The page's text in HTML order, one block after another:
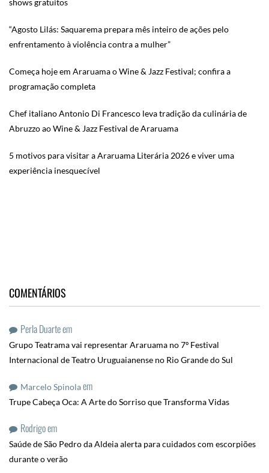
“Agosto Lilás: Saquarema prepara mês inteiro de ações pelo
enfrentamento à violência contra a mulher”
Começa hoje em Araruama o Wine & Jazz Festival; confira a
programação completa
Chef italiano Antonio Di Francesco leva tradição da culinária de
Abruzzo ao Wine & Jazz Festival de Araruama
5 motivos para visitar a Araruama Literária 2026 e viver uma
experiência inesquecível
COMENTÁRIOS
Perla Duarteem
Grupo Teatrama vai representar Araruama no 7º Festival
Internacional de Teatro Uruguaianense no Rio Grande do Sul
Marcelo Spinolaem
Trupe Cabeça Oca: A Arte do Sorriso que Transforma Vidas
Rodrigoem
Saúde de São Pedro da Aldeia alerta para cuidados com escorpiões
durante o verão